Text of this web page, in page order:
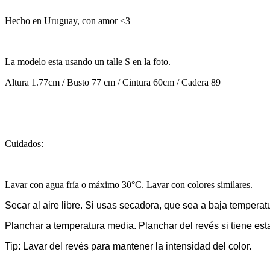
Hecho en Uruguay, con amor <3
La modelo esta usando un talle S en la foto.
Altura 1.77cm / Busto 77 cm / Cintura 60cm / Cadera 89
Cuidados:
Lavar con agua fría o máximo 30°C. Lavar con colores similares.
Secar al aire libre. Si usas secadora, que sea a baja
Planchar a temperatura media. Planchar del revés si tiene
Tip: Lavar del revés para mantener la intensidad del color.